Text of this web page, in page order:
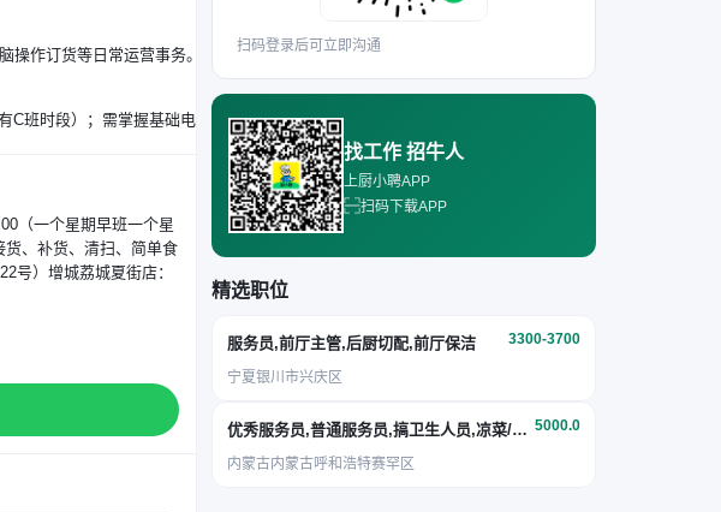
操作订货等日常运营事务。
（一个星期早班一个星
、补货、清扫、简单食
号）增城荔城夏街店：
扫码登录后可立即沟通
找工作 招牛人
上厨小聘APP
扫码下载APP
精选职位
服务员,前厅主管,后厨切配,前厅保洁 3300-3700
宁夏银川市兴庆区
优秀服务员,普通服务员,搞卫生人员,凉菜/面点 5000.0
内蒙古内蒙古呼和浩特赛罕区